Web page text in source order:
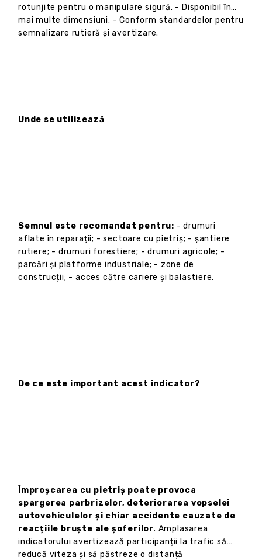
rotunjite pentru o manipulare sigură. - Disponibil în
mai multe dimensiuni. - Conform standardelor pentru
semnalizare rutieră și avertizare.
Unde se utilizează
Semnul este recomandat pentru: - drumuri
aflate în reparații; - sectoare cu pietriș; - șantiere
rutiere; - drumuri forestiere; - drumuri agricole; -
parcări și platforme industriale; - zone de
construcții; - acces către cariere și balastiere.
De ce este important acest indicator?
Împroșcarea cu pietriș poate provoca
spargerea parbrizelor, deteriorarea vopselei
autovehiculelor și chiar accidente cauzate de
reacțiile bruște ale șoferilor. Amplasarea
indicatorului avertizează participanții la trafic să
reducă viteza și să păstreze o distanță